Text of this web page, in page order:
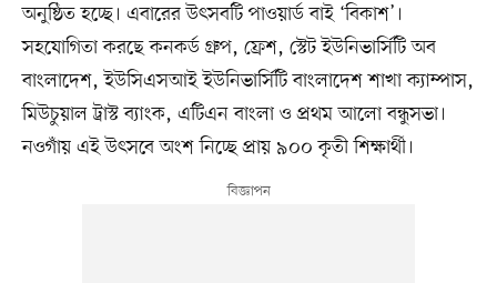
অনুষ্ঠিত হচ্ছে। এবারের উৎসবটি পাওয়ার্ড বাই ‘বিকাশ’।
সহযোগিতা করছে কনকর্ড গ্রুপ, ফ্রেশ, স্টেট ইউনিভার্সিটি অব
বাংলাদেশ, ইউসিএসআই ইউনিভার্সিটি বাংলাদেশ শাখা ক্যাম্পাস,
মিউচুয়াল ট্রাস্ট ব্যাংক, এটিএন বাংলা ও প্রথম আলো বন্ধুসভা।
নওগাঁয় এই উৎসবে অংশ নিচ্ছে প্রায় ৯০০ কৃতী শিক্ষার্থী।